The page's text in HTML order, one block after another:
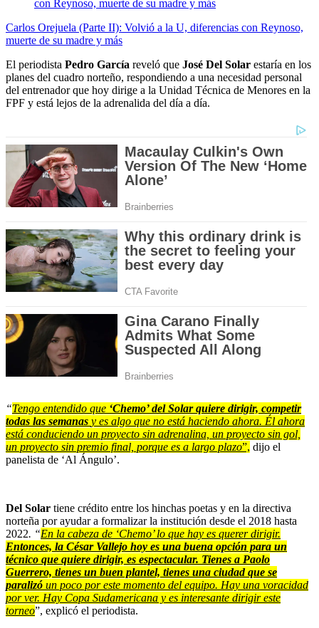
Carlos Orejuela (Parte II): Volvió a la U, diferencias con Reynoso,
muerte de su madre y más
El periodista Pedro García reveló que José Del Solar estaría en los
planes del cuadro norteño, respondiendo a una necesidad personal
del entrenador que hoy dirige a la Unidad Técnica de Menores en la
FPF y está lejos de la adrenalida del día a día.
“Tengo entendido que ‘Chemo’ del Solar quiere dirigir, competir
todas las semanas y es algo que no está haciendo ahora. Él ahora
está conduciendo un proyecto sin adrenalina, un proyecto sin gol,
un proyecto sin premio final, porque es a largo plazo”, dijo el
panelista de ‘Al Ángulo’.
Del Solar tiene crédito entre los hinchas poetas y en la directiva
norteña por ayudar a formalizar la institución desde el 2018 hasta
2022. “En la cabeza de ‘Chemo’ lo que hay es querer dirigir.
Entonces, la César Vallejo hoy es una buena opción para un
técnico que quiere dirigir, es espectacular. Tienes a Paolo
Guerrero, tienes un buen plantel, tienes una ciudad que se
paralizó un poco por este momento del equipo. Hay una voracidad
por ver. Hay Copa Sudamericana y es interesante dirigir este
torneo”, explicó el periodista.